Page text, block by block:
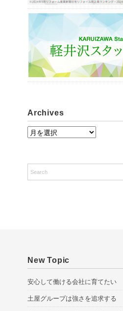
Archives
New Topic
安心して働ける会社に育てたい
土屋グループは強さを追求する